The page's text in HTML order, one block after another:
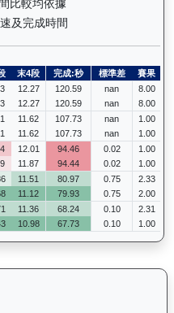
比較均依據
及完成時間
末4段 完成:秒 標準差 賽果
12.27 120.59 nan
8.00
12.27 120.59 nan 8.00
11.62 107.73 nan
1.00
11.62 107.73 nan 1.00
12.01 94.46 0.02
1.00
11.87 94.44 0.02 1.00
11.51 80.97 0.75
2.33
11.12 79.93 0.75 2.00
11.36 68.24 0.10
2.31
10.98 67.73 0.10 1.00
明駒（H302）— 昔日賽果及分